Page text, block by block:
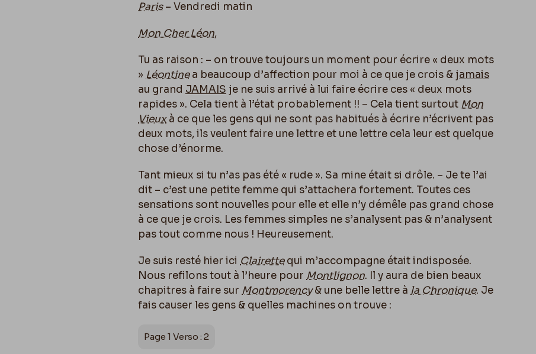
Paris– Vendredi matin
Mon Cher Léon,
Tu as raison : – on trouve toujours un moment pour écrire « deux mots
» Léontinea beaucoup d’affection pour moi à ce que je crois & jamais
au grand JAMAIS je ne suis arrivé à lui faire écrire ces « deux mots
rapides ». Cela tient à l’état probablement !! – Cela tient surtout Mon
Vieuxà ce que les gens qui ne sont pas habitués à écrire n’écrivent pas
deux mots, ils veulent faire une lettre et une lettre cela leur est quelque
chose d’énorme.
Tant mieux si tu n’as pas été « rude ». Sa mine était si drôle. – Je te l’ai
dit – c’est une petite femme qui s’attachera fortement. Toutes ces
sensations sont nouvelles pour elle et elle n’y démêle pas grand chose
à ce que je crois. Les femmes simples ne s’analysent pas & n’analysent
pas tout comme nous ! Heureusement.
Je suis resté hier ici Clairettequi m’accompagne était indisposée.
Nous refilons tout à l’heure pour Montlignon. Il y aura de bien beaux
chapitres à faire sur Montmorency& une belle lettre à la Chronique. Je
fais causer les gens & quelles machines on trouve :
Page 1 Verso : 2